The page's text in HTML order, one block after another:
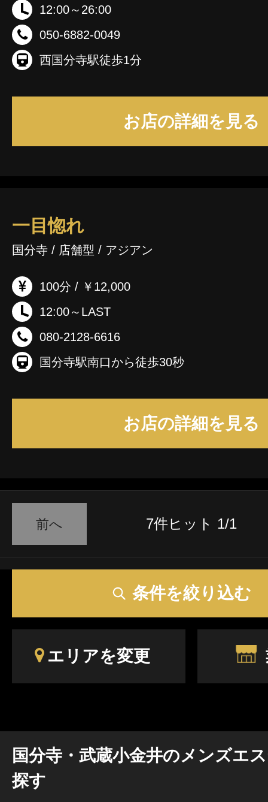
12:00～26:00
050-6882-0049
西国分寺駅徒歩1分
お店の詳細を見る
一目惚れ
国分寺 / 店舗型 / アジアン
100分 / ￥12,000
12:00～LAST
080-2128-6616
国分寺駅南口から徒歩30秒
お店の詳細を見る
前へ 7件ヒット 1/1
条件を絞り込む
エリアを変更
国分寺・武蔵小金井のメンズエ
探す